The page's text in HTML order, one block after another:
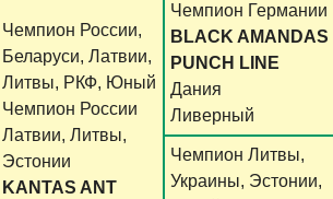
Чемпион России,
Беларуси, Латвии,
Литвы, РКФ, Юный
Чемпион России
Латвии, Литвы,
Эстонии
KANTAS ANT
Чемпион Германии
BLACK AMANDAS
PUNCH LINE
Дания
Ливерный
Чемпион Литвы,
Украины, Эстонии,